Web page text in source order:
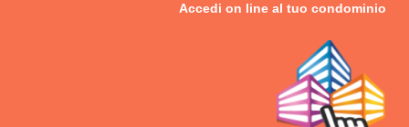
Accedi on line al tuo condominio